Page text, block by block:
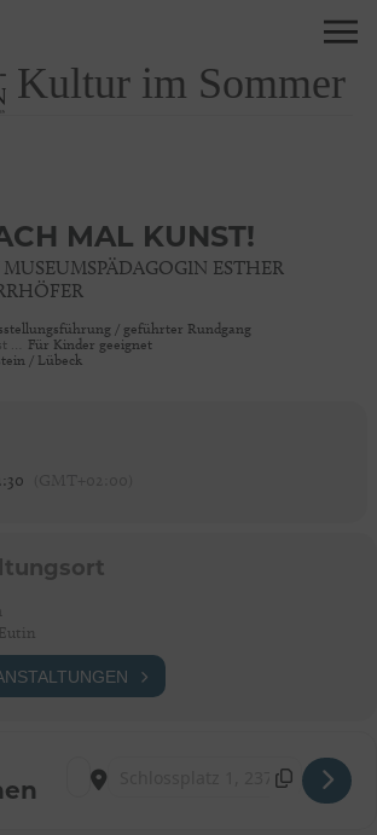
Kultur im Sommer
MAL KUNST!
ESTHER
/ geführter Rundgang
…
Für Kinder geeignet
/ Lübeck
Address - Mach mal Kunst! [er6rfzpw2]
Destination Address - Mach mal